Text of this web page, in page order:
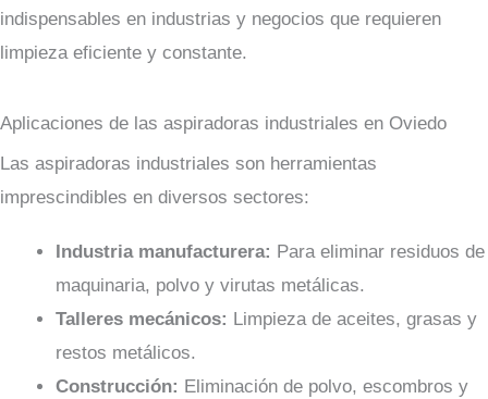
indispensables en industrias y negocios que requieren
limpieza eficiente y constante.
Aplicaciones de las aspiradoras industriales en Oviedo
Las aspiradoras industriales son herramientas
imprescindibles en diversos sectores:
Industria manufacturera: Para eliminar residuos de
maquinaria, polvo y virutas metálicas.
Talleres mecánicos: Limpieza de aceites, grasas y
restos metálicos.
Construcción: Eliminación de polvo, escombros y